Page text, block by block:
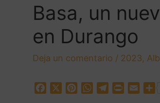
Basa, un
en Durango
Deja un comentario / 2023,
W